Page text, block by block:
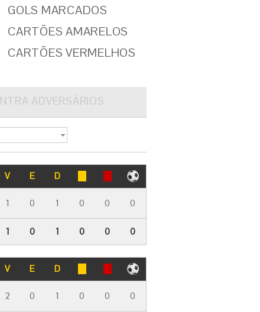
GOLS MARCADOS
CARTÕES AMARELOS
CARTÕES VERMELHOS
ADVERSÁRIOS
V E D
1 0 1 0 0 0
1 0 1 0 0 0
V E D
2 0 1 0 0 0